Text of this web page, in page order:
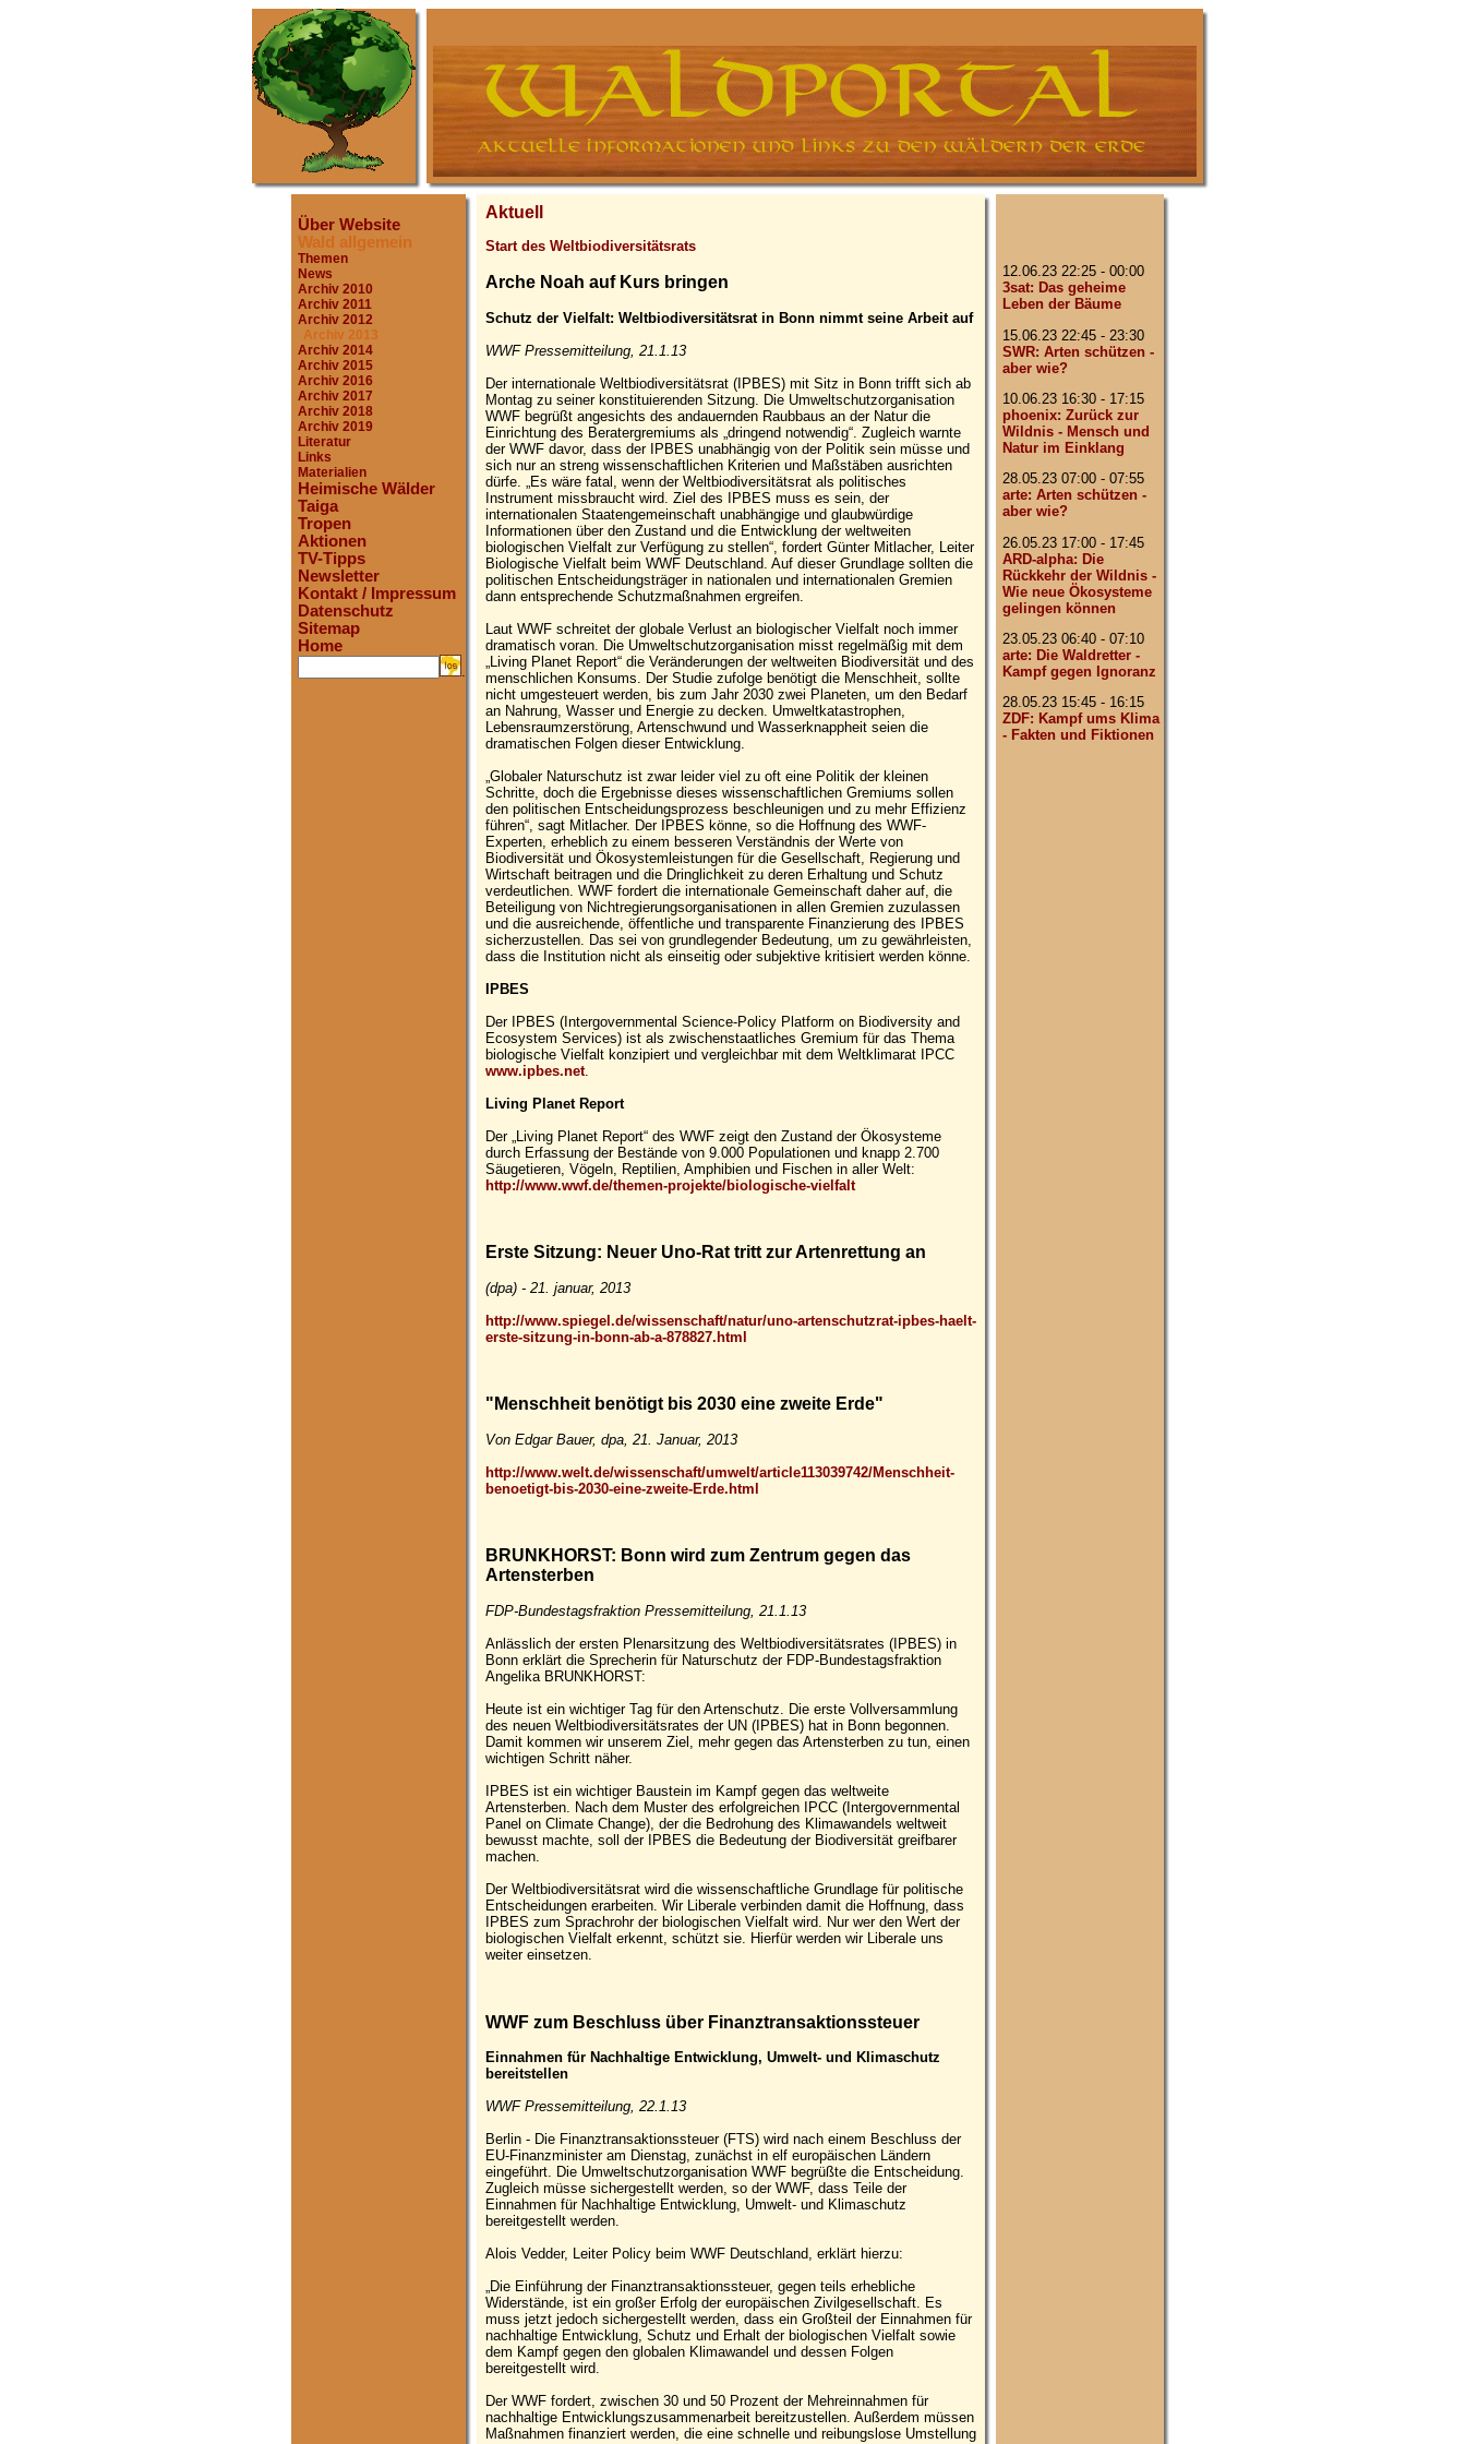
Über Website
Wald allgemein
Themen
News
Archiv 2010
Archiv 2011
Archiv 2012
Archiv 2013
Archiv 2014
Archiv 2015
Archiv 2016
Archiv 2017
Archiv 2018
Archiv 2019
Literatur
Links
Materialien
Heimische Wälder
Taiga
Tropen
Aktionen
TV-Tipps
Newsletter
Kontakt / Impressum
Datenschutz
Sitemap
Home
.
Aktuell
Start des Weltbiodiversitätsrats
Arche Noah auf Kurs bringen
Schutz der Vielfalt: Weltbiodiversitätsrat in Bonn nimmt seine Arbeit auf
WWF Pressemitteilung, 21.1.13
Der internationale Weltbiodiversitätsrat (IPBES) mit Sitz in Bonn trifft sich ab
Montag zu seiner konstituierenden Sitzung. Die Umweltschutzorganisation
WWF begrüßt angesichts des andauernden Raubbaus an der Natur die
Einrichtung des Beratergremiums als „dringend notwendig“. Zugleich warnte
der WWF davor, dass der IPBES unabhängig von der Politik sein müsse und
sich nur an streng wissenschaftlichen Kriterien und Maßstäben ausrichten
dürfe. „Es wäre fatal, wenn der Weltbiodiversitätsrat als politisches
Instrument missbraucht wird. Ziel des IPBES muss es sein, der
internationalen Staatengemeinschaft unabhängige und glaubwürdige
Informationen über den Zustand und die Entwicklung der weltweiten
biologischen Vielfalt zur Verfügung zu stellen“, fordert Günter Mitlacher, Leiter
Biologische Vielfalt beim WWF Deutschland. Auf dieser Grundlage sollten die
politischen Entscheidungsträger in nationalen und internationalen Gremien
dann entsprechende Schutzmaßnahmen ergreifen.
Laut WWF schreitet der globale Verlust an biologischer Vielfalt noch immer
dramatisch voran. Die Umweltschutzorganisation misst regelmäßig mit dem
„Living Planet Report“ die Veränderungen der weltweiten Biodiversität und des
menschlichen Konsums. Der Studie zufolge benötigt die Menschheit, sollte
nicht umgesteuert werden, bis zum Jahr 2030 zwei Planeten, um den Bedarf
an Nahrung, Wasser und Energie zu decken. Umweltkatastrophen,
Lebensraumzerstörung, Artenschwund und Wasserknappheit seien die
dramatischen Folgen dieser Entwicklung.
„Globaler Naturschutz ist zwar leider viel zu oft eine Politik der kleinen
Schritte, doch die Ergebnisse dieses wissenschaftlichen Gremiums sollen
den politischen Entscheidungsprozess beschleunigen und zu mehr Effizienz
führen“, sagt Mitlacher. Der IPBES könne, so die Hoffnung des WWF-
Experten, erheblich zu einem besseren Verständnis der Werte von
Biodiversität und Ökosystemleistungen für die Gesellschaft, Regierung und
Wirtschaft beitragen und die Dringlichkeit zu deren Erhaltung und Schutz
verdeutlichen. WWF fordert die internationale Gemeinschaft daher auf, die
Beteiligung von Nichtregierungsorganisationen in allen Gremien zuzulassen
und die ausreichende, öffentliche und transparente Finanzierung des IPBES
sicherzustellen. Das sei von grundlegender Bedeutung, um zu gewährleisten,
dass die Institution nicht als einseitig oder subjektive kritisiert werden könne.
IPBES
Der IPBES (Intergovernmental Science-Policy Platform on Biodiversity and
Ecosystem Services) ist als zwischenstaatliches Gremium für das Thema
biologische Vielfalt konzipiert und vergleichbar mit dem Weltklimarat IPCC
www.ipbes.net.
Living Planet Report
Der „Living Planet Report“ des WWF zeigt den Zustand der Ökosysteme
durch Erfassung der Bestände von 9.000 Populationen und knapp 2.700
Säugetieren, Vögeln, Reptilien, Amphibien und Fischen in aller Welt:
http://www.wwf.de/themen-projekte/biologische-vielfalt
Erste Sitzung: Neuer Uno-Rat tritt zur Artenrettung an
(dpa) - 21. januar, 2013
http://www.spiegel.de/wissenschaft/natur/uno-artenschutzrat-ipbes-haelt-
erste-sitzung-in-bonn-ab-a-878827.html
"Menschheit benötigt bis 2030 eine zweite Erde"
Von Edgar Bauer, dpa, 21. Januar, 2013
http://www.welt.de/wissenschaft/umwelt/article113039742/Menschheit-
benoetigt-bis-2030-eine-zweite-Erde.html
BRUNKHORST: Bonn wird zum Zentrum gegen das
Artensterben
FDP-Bundestagsfraktion Pressemitteilung, 21.1.13
Anlässlich der ersten Plenarsitzung des Weltbiodiversitätsrates (IPBES) in
Bonn erklärt die Sprecherin für Naturschutz der FDP-Bundestagsfraktion
Angelika BRUNKHORST:
Heute ist ein wichtiger Tag für den Artenschutz. Die erste Vollversammlung
des neuen Weltbiodiversitätsrates der UN (IPBES) hat in Bonn begonnen.
Damit kommen wir unserem Ziel, mehr gegen das Artensterben zu tun, einen
wichtigen Schritt näher.
IPBES ist ein wichtiger Baustein im Kampf gegen das weltweite
Artensterben. Nach dem Muster des erfolgreichen IPCC (Intergovernmental
Panel on Climate Change), der die Bedrohung des Klimawandels weltweit
bewusst machte, soll der IPBES die Bedeutung der Biodiversität greifbarer
machen.
Der Weltbiodiversitätsrat wird die wissenschaftliche Grundlage für politische
Entscheidungen erarbeiten. Wir Liberale verbinden damit die Hoffnung, dass
IPBES zum Sprachrohr der biologischen Vielfalt wird. Nur wer den Wert der
biologischen Vielfalt erkennt, schützt sie. Hierfür werden wir Liberale uns
weiter einsetzen.
WWF zum Beschluss über Finanztransaktionssteuer
Einnahmen für Nachhaltige Entwicklung, Umwelt- und Klimaschutz
bereitstellen
WWF Pressemitteilung, 22.1.13
Berlin - Die Finanztransaktionssteuer (FTS) wird nach einem Beschluss der
EU-Finanzminister am Dienstag, zunächst in elf europäischen Ländern
eingeführt. Die Umweltschutzorganisation WWF begrüßte die Entscheidung.
Zugleich müsse sichergestellt werden, so der WWF, dass Teile der
Einnahmen für Nachhaltige Entwicklung, Umwelt- und Klimaschutz
bereitgestellt werden.
Alois Vedder, Leiter Policy beim WWF Deutschland, erklärt hierzu:
„Die Einführung der Finanztransaktionssteuer, gegen teils erhebliche
Widerstände, ist ein großer Erfolg der europäischen Zivilgesellschaft. Es
muss jetzt jedoch sichergestellt werden, dass ein Großteil der Einnahmen für
nachhaltige Entwicklung, Schutz und Erhalt der biologischen Vielfalt sowie
dem Kampf gegen den globalen Klimawandel und dessen Folgen
bereitgestellt wird.
Der WWF fordert, zwischen 30 und 50 Prozent der Mehreinnahmen für
nachhaltige Entwicklungszusammenarbeit bereitzustellen. Außerdem müssen
Maßnahmen finanziert werden, die eine schnelle und reibungslose Umstellung
12.06.23 22:25 - 00:00
3sat: Das geheime
Leben der Bäume
15.06.23 22:45 - 23:30
SWR: Arten schützen -
aber wie?
10.06.23 16:30 - 17:15
phoenix: Zurück zur
Wildnis - Mensch und
Natur im Einklang
28.05.23 07:00 - 07:55
arte: Arten schützen -
aber wie?
26.05.23 17:00 - 17:45
ARD-alpha: Die
Rückkehr der Wildnis -
Wie neue Ökosysteme
gelingen können
23.05.23 06:40 - 07:10
arte: Die Waldretter -
Kampf gegen Ignoranz
28.05.23 15:45 - 16:15
ZDF: Kampf ums Klima
- Fakten und Fiktionen